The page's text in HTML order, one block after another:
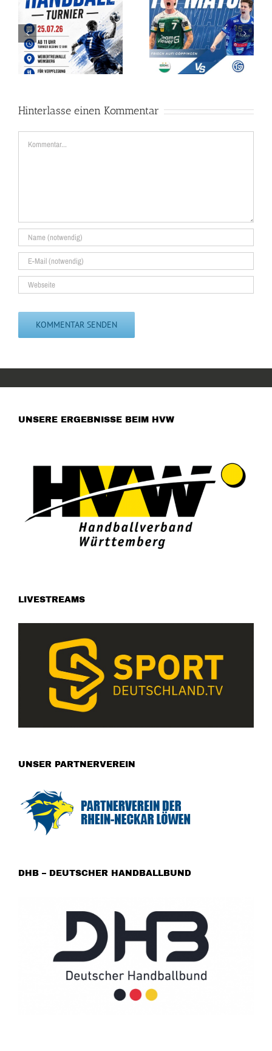
BUNDESLIGA-HANDBALL
IN DER
WEIBERTREUHALLE!
Ehrungsmatinee`
Hinterlasse einen Kommentar
UNSERE ERGEBNISSE BEIM HVW
LIVESTREAMS
UNSER PARTNERVEREIN
DHB – DEUTSCHER HANDBALLBUND